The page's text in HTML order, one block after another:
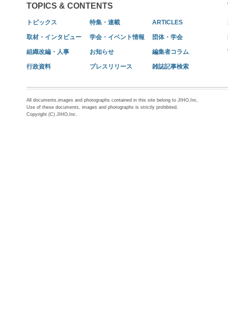
TOPICS & CONTENTS
トピックス 特集・連載 ARTICLES
取材・インタビュー 学会・イベント情報 団体・学会
組織改編・人事 お知らせ 編集者コラム
行政資料 プレスリリース 雑誌記事検索
All documents,images and photographs contained in this site belong to JIHO,Inc.
Use of these documents, images and photographs is strictly prohibited.
Copyright (C) JIHO,Inc.